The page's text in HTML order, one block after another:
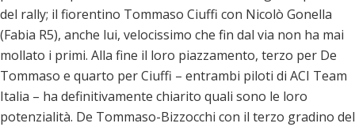
del rally; il fiorentino Tommaso Ciuffi con Nicolò Gonella
(Fabia R5), anche lui, velocissimo che fin dal via non ha mai
mollato i primi. Alla fine il loro piazzamento, terzo per De
Tommaso e quarto per Ciuffi – entrambi piloti di ACI Team
Italia – ha definitivamente chiarito quali sono le loro
potenzialità. De Tommaso-Bizzocchi con il terzo gradino del